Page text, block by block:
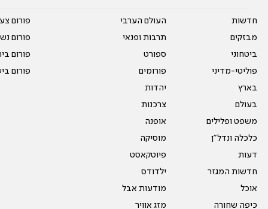
חדשות
מבזקים
ביטחוני
פוליטי-מדיני
בארץ
בעולם
משפט ופלילים
כלכלה ונדל"ן
דעות
חדשות המגזר
אוכל
כיפה שחורה
העולם הערבי
תרבות ופנאי
ספורט
פורומים
יהדות
צרכנות
אופנה
מוסיקה
פיוטקאסט
ילדודס
מודעות אבל
מזג אוויר
פורום
פורום
פורום
פורום